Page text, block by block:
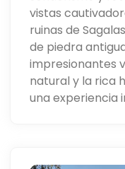
vistas
ruinas de
de piedra
impresionantes
natural y la rica
una experiencia